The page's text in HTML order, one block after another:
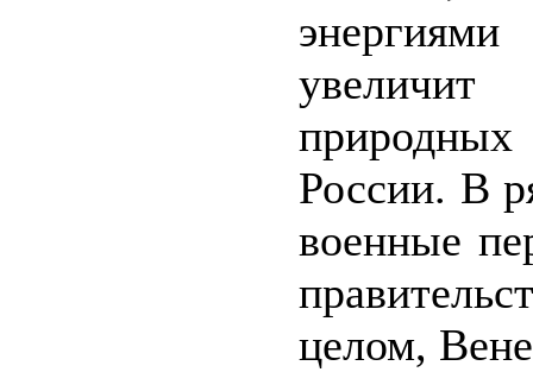
увеличит
России. В
военные
целом,